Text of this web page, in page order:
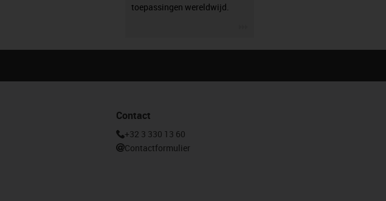
toepassingen wereldwijd.
Contact
+32 3 330 13 60
Contactformulier